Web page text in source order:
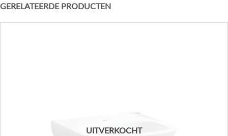
GERELATEERDE PRODUCTEN
UITVERKOCHT